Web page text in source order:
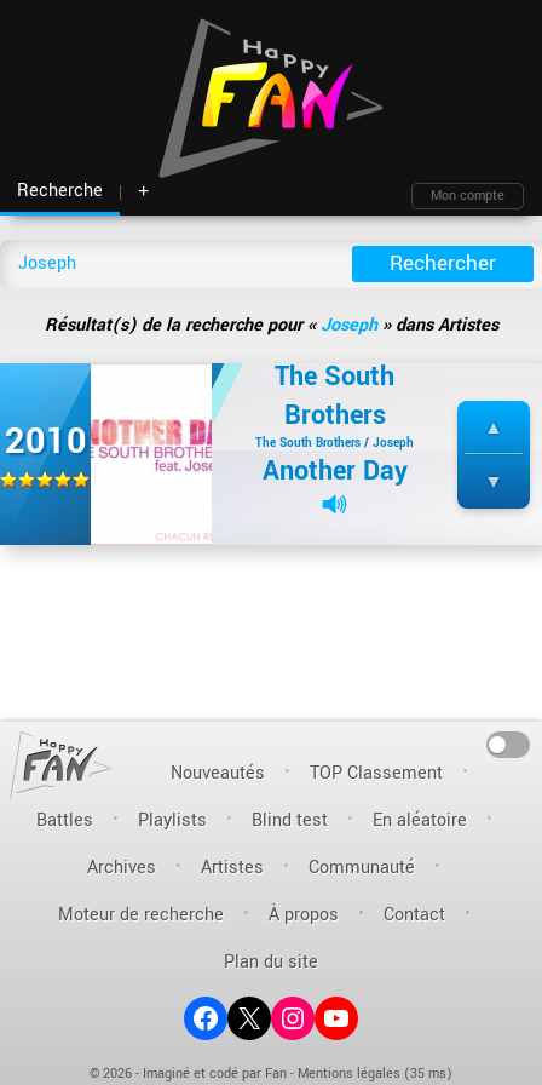
Recherche +
Fil d'actu
Membres
Artistes
Hasard
Moteur de recherche
Archives
Plan du site
Mon compte
Résultat(s) de la recherche pour «Joseph» dans Artistes
2010
The South
Brothers
The South Brothers / Joseph
Another Day
Nouveautés
TOP Classement
Battles
Playlists Blind test
En aléatoire
Archives
Artistes
Communauté
Moteur de recherche
À propos
Contact
Plan du site
Facebook
X (ex-Twitter)Instagram
YouTube
© 2026 - Imaginé et codé par Fan - Mentions légales (35 ms)
On